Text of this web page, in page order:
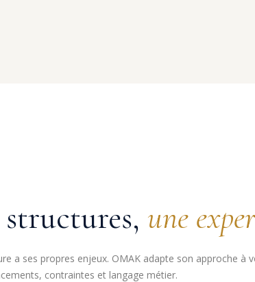
une
a ses propres enjeux. OMAK adapte son approche à
contraintes et langage métier.